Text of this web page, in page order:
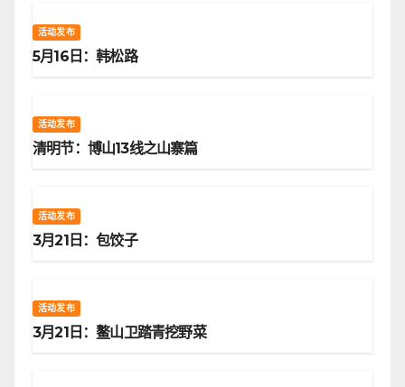
活动发布
5月16日：韩松路
活动发布
清明节：博山13线之山寨篇
活动发布
3月21日：包饺子
活动发布
3月21日：鳌山卫踏青挖野菜